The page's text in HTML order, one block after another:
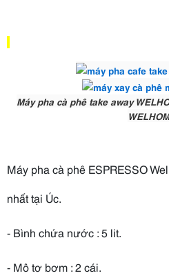
Máy pha cà phê take away
Máy pha cà phê ESPRESSO
nhất tại Úc.
- Bình chứa nước : 5 lit.
- Mô tơ bơm : 2 cái.